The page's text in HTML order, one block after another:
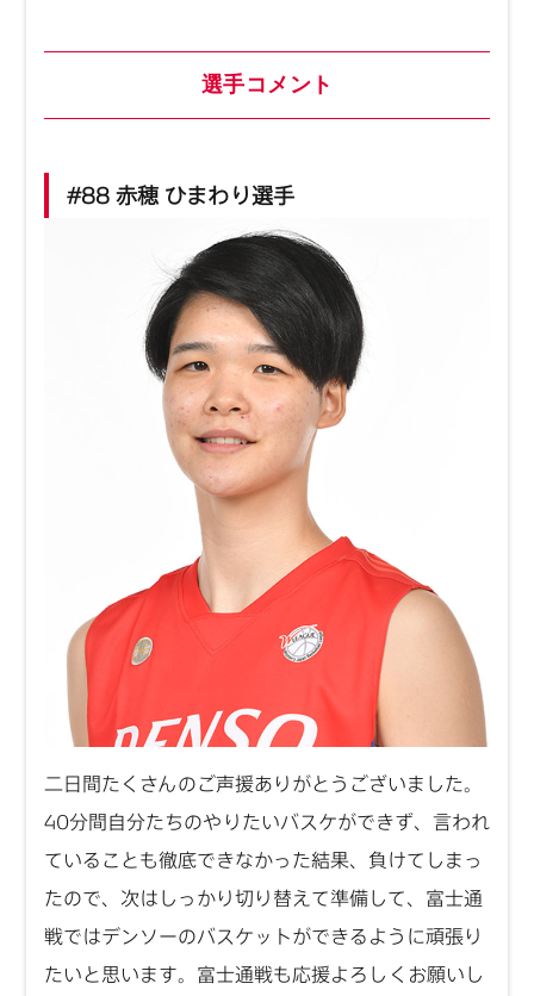
選手コメント
#88 赤穂 ひまわり選手
二日間たくさんのご声援ありがとうございました。
40分間自分たちのやりたいバスケができず、言われ
ていることも徹底できなかった結果、負けてしまっ
たので、次はしっかり切り替えて準備して、富士通
戦ではデンソーのバスケットができるように頑張り
たいと思います。富士通戦も応援よろしくお願いし